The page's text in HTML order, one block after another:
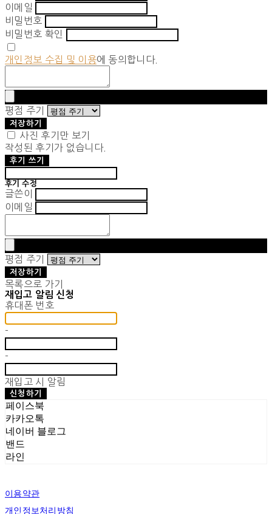
이메일
비밀번호
비밀번호 확인
개인정보 수집 및 이용에 동의합니다.
평점 주기
저장하기
사진 후기만 보기
작성된 후기가 없습니다.
후기 쓰기
후기 수정
글쓴이
이메일
평점 주기
저장하기
목록으로 가기
재입고 알림 신청
휴대폰 번호
-
-
재입고 시 알림
신청하기
페이스북
카카오톡
네이버 블로그
밴드
라인
이용약관
개인정보처리방침